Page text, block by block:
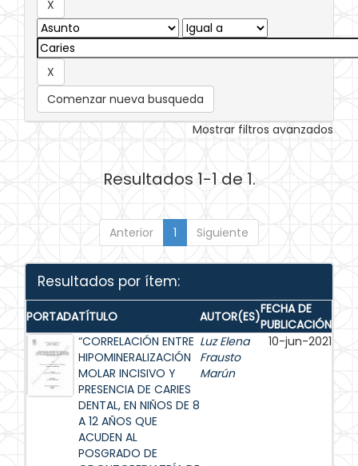
Comenzar nueva busqueda
Mostrar filtros avanzados
Resultados 1-1 de 1.
Anterior 1 Siguiente
Resultados por ítem:
PORTADATÍTULO AUTOR(ES)FECHA DE
PUBLICACIÓN
“CORRELACIÓN ENTRE
HIPOMINERALIZACIÓN
MOLAR INCISIVO Y
PRESENCIA DE CARIES
DENTAL, EN NIÑOS DE 8
A 12 AÑOS QUE
ACUDEN AL
POSGRADO DE
Luz Elena
Frausto
Marún
10-jun-2021